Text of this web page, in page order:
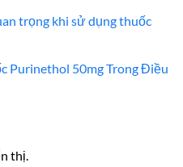
trọng khi sử dụng thuốc
Purinethol 50mg Trong Điều
thị.